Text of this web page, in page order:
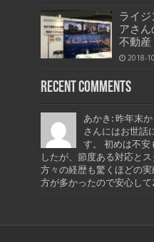
ライジ
アさん
不動産
2018-
Recent Comments
あかき: 昨年末
さんにはお世話
す。 初めは不安
したが、節度ある対応と
方々の経歴も驚くほどの実
方が多かったので安心して